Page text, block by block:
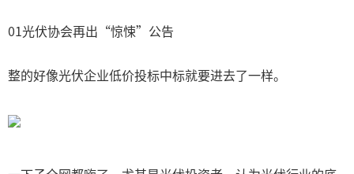
01光伏协会再出“惊悚”公告
整的好像光伏企业低价投标中标就要进去了一样。